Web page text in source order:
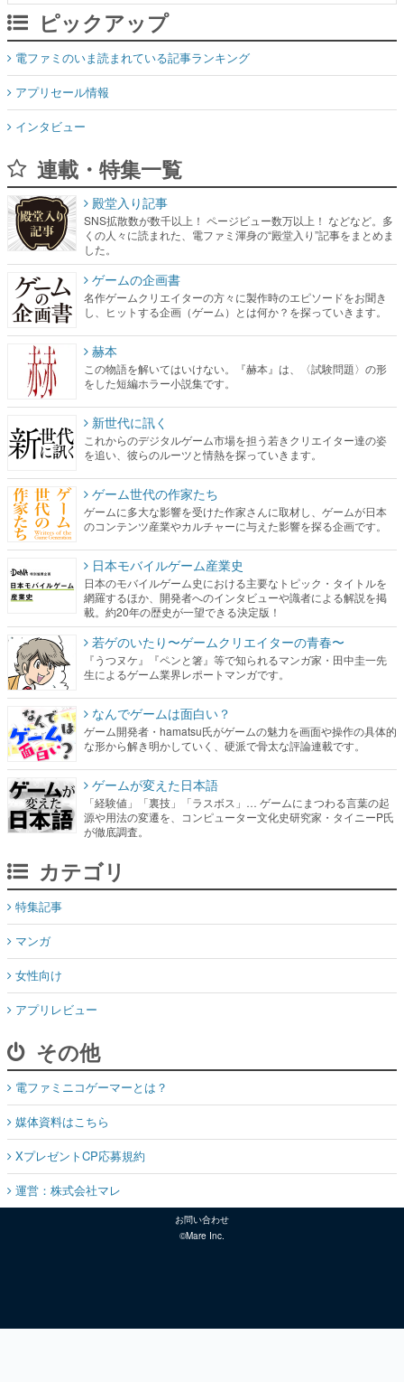
ピックアップ
電ファミのいま読まれている記事ランキング
アプリセール情報
インタビュー
連載・特集一覧
殿堂入り記事
SNS拡散数が数千以上！ ページビュー数万以上！ などなど。多
くの人々に読まれた、電ファミ渾身の“殿堂入り”記事をまとめま
した。
ゲームの企画書
名作ゲームクリエイターの方々に製作時のエピソードをお聞き
し、ヒットする企画（ゲーム）とは何か？を探っていきます。
赫本
この物語を解いてはいけない。『赫本』は、〈試験問題〉の形
をした短編ホラー小説集です。
新世代に訊く
これからのデジタルゲーム市場を担う若きクリエイター達の姿
を追い、彼らのルーツと情熱を探っていきます。
ゲーム世代の作家たち
ゲームに多大な影響を受けた作家さんに取材し、ゲームが日本
のコンテンツ産業やカルチャーに与えた影響を探る企画です。
日本モバイルゲーム産業史
日本のモバイルゲーム史における主要なトピック・タイトルを
網羅するほか、開発者へのインタビューや識者による解説を掲
載。約20年の歴史が一望できる決定版！
若ゲのいたり〜ゲームクリエイターの青春〜
『うつヌケ』『ペンと箸』等で知られるマンガ家・田中圭一先
生によるゲーム業界レポートマンガです。
なんでゲームは面白い？
ゲーム開発者・hamatsu氏がゲームの魅力を画面や操作の具体的
な形から解き明かしていく、硬派で骨太な評論連載です。
ゲームが変えた日本語
「経験値」「裏技」「ラスボス」… ゲームにまつわる言葉の起
源や用法の変遷を、コンピューター文化史研究家・タイニーP氏
が徹底調査。
カテゴリ
特集記事
マンガ
女性向け
アプリレビュー
その他
電ファミニコゲーマーとは？
媒体資料はこちら
XプレゼントCP応募規約
運営：株式会社マレ
お問い合わせ
©Mare Inc.